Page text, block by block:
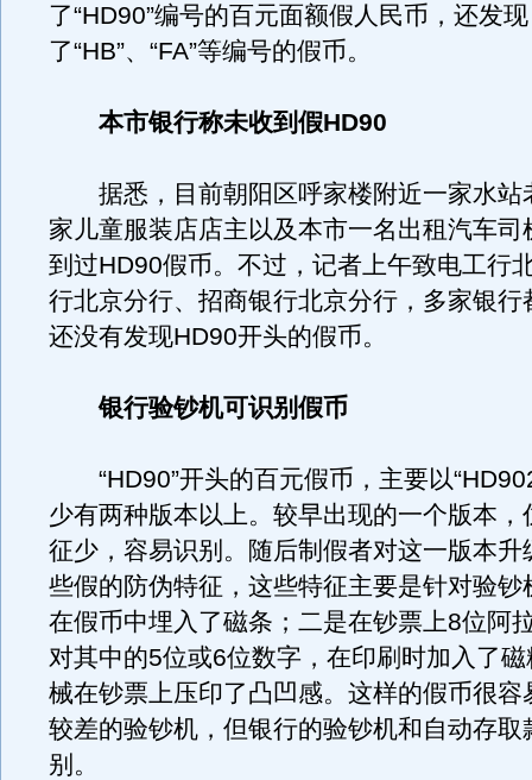
了“HD90”编号的百元面额假人民币，还发现
了“HB”、“FA”等编号的假币。
本市银行称未收到假HD90
据悉，目前朝阳区呼家楼附近一家水站
家儿童服装店店主以及本市一名出租汽车司
到过HD90假币。不过，记者上午致电工行
行北京分行、招商银行北京分行，多家银行
还没有发现HD90开头的假币。
银行验钞机可识别假币
“HD90”开头的百元假币，主要以
少有两种版本以上。较早出现的一个版本，
征少，容易识别。随后制假者对这一版本升
些假的防伪特征，这些特征主要是针对验钞
在假币中埋入了磁条；二是在钞票上8位阿
对其中的5位或6位数字，在印刷时加入了
械在钞票上压印了凸凹感。这样的假币很容
较差的验钞机，但银行的验钞机和自动存取
别。